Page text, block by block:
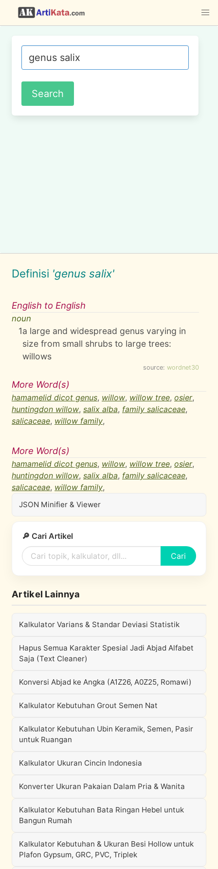
Definisi 'genus salix'
English to English
noun
1a large and widespread genus varying in
size from small shrubs to large trees:
willows
source: wordnet30
More Word(s)
hamamelid dicot genus, willow, willow tree, osier,
huntingdon willow, salix alba, family salicaceae,
salicaceae, willow family,
More Word(s)
hamamelid dicot genus, willow, willow tree, osier,
huntingdon willow, salix alba, family salicaceae,
salicaceae, willow family,
JSON Minifier & Viewer
🔎 Cari Artikel
Cari
Artikel Lainnya
Kalkulator Varians & Standar Deviasi Statistik
Hapus Semua Karakter Spesial Jadi Abjad Alfabet
Saja (Text Cleaner)
Konversi Abjad ke Angka (A1Z26, A0Z25, Romawi)
Kalkulator Kebutuhan Grout Semen Nat
Kalkulator Kebutuhan Ubin Keramik, Semen, Pasir
untuk Ruangan
Kalkulator Ukuran Cincin Indonesia
Konverter Ukuran Pakaian Dalam Pria & Wanita
Kalkulator Kebutuhan Bata Ringan Hebel untuk
Bangun Rumah
Kalkulator Kebutuhan & Ukuran Besi Hollow untuk
Plafon Gypsum, GRC, PVC, Triplek